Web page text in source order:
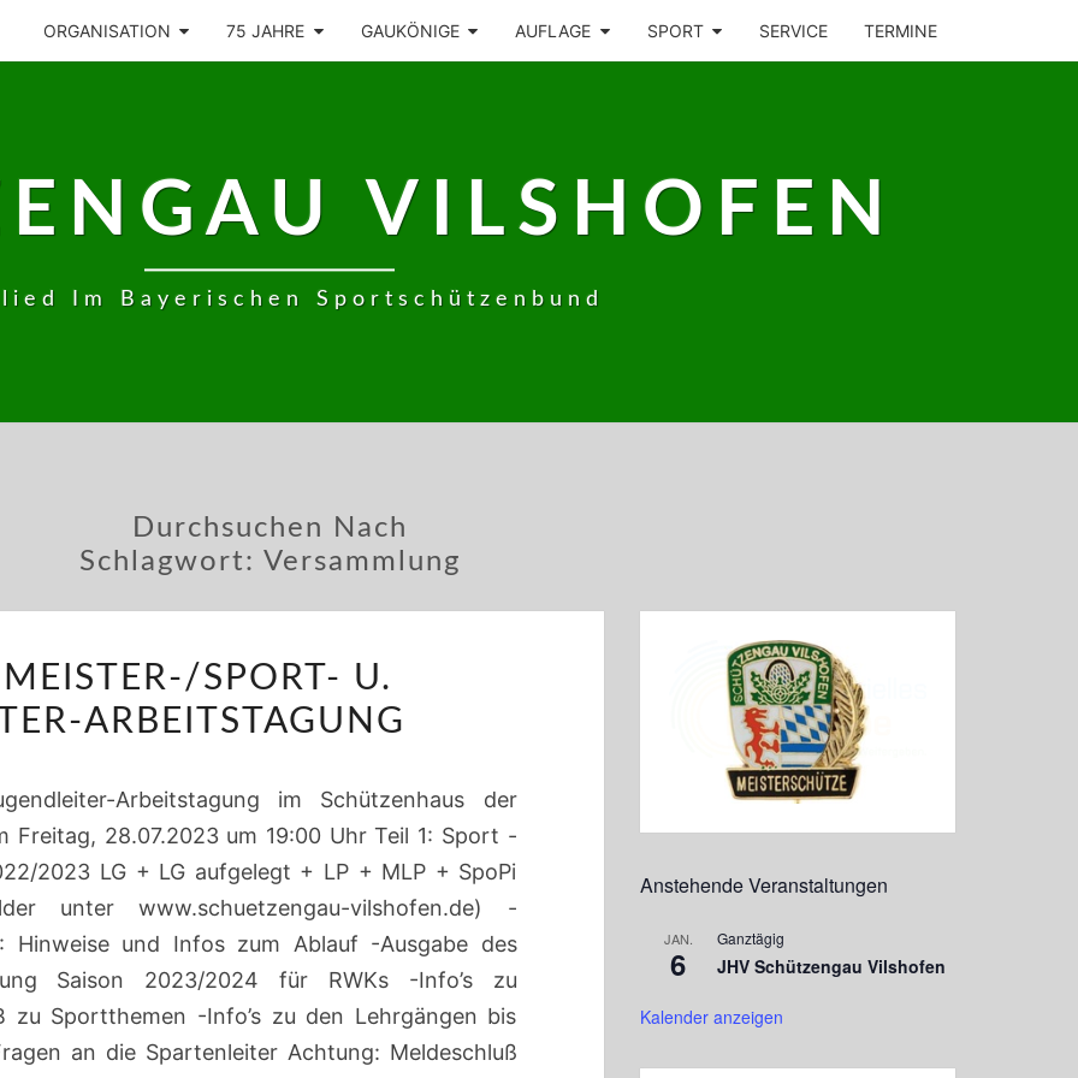
ORGANISATION 75 JAHRE GAUKÖNIGE AUFLAGE SPORT SERVICE TERMINE
VILSHOFEN
Im Bayerischen Sportschützenbund
Durchsuchen Nach
Schlagwort: Versammlung
U.
JUGENDLEITER-
SPORT- U.
ARBEITSTAGUNG
Arbeitstagung im Schützenhaus der
Freitag, 28.07.2023 um 19:00 Uhr Teil 1: Sport -
2023 LG + LG aufgelegt + LP + MLP + SpoPi
unter www.schuetzengau-vilshofen.de) -
Hinweise und Infos zum Ablauf -Ausgabe des
Saison 2023/2024 für RWKs -Info’s zu
zu Sportthemen -Info’s zu den Lehrgängen bis
an die Spartenleiter Achtung: Meldeschluß
Anstehende Veranstaltungen
JAN.
6
Ganztägig
JHV Schützengau Vilshofen
Kalender anzeigen